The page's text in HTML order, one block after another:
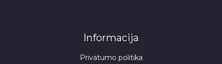
Informacija
Privatumo politika